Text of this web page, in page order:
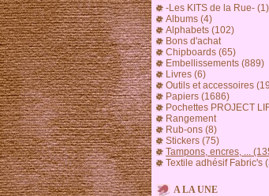
-Les KITS de la Rue- (1)
Albums (4)
Alphabets (102)
Bons d'achat
Chipboards (65)
Embellissements (889)
Livres (6)
Outils et accessoires
Papiers (1686)
Pochettes PROJECT
Rangement
Rub-ons (8)
Stickers (75)
Tampons, encres, ...
Textile adhésif Fabric's
A LA UNE